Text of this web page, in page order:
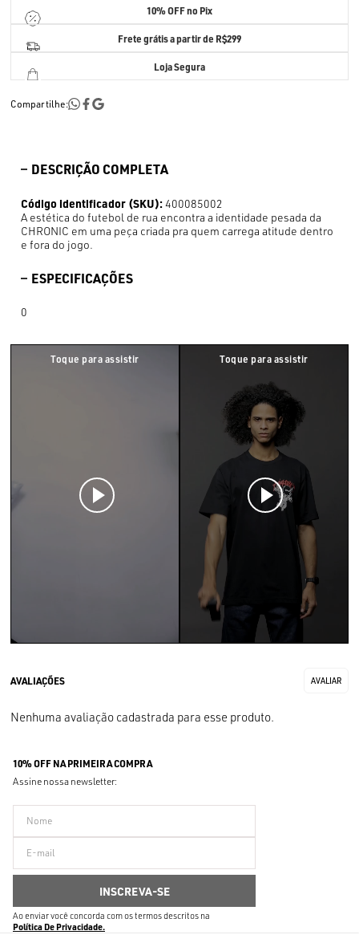
10% OFF no Pix
Frete grátis a partir de R$299
Loja Segura
Compartilhe:
DESCRIÇÃO COMPLETA
Código identificador (SKU):400085002
A estética do futebol de rua encontra a identidade pesada da
CHRONIC em uma peça criada pra quem carrega atitude dentro
e fora do jogo.
ESPECIFICAÇÕES
0
Nenhuma avaliação cadastrada para esse produto.
10% OFF NA PRIMEIRA COMPRA
Assine nossa newsletter:
Ao enviar você concorda com os termos descritos na
Política De Privacidade